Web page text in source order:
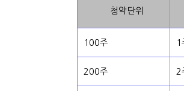
청약단위
100주 1
200주 2